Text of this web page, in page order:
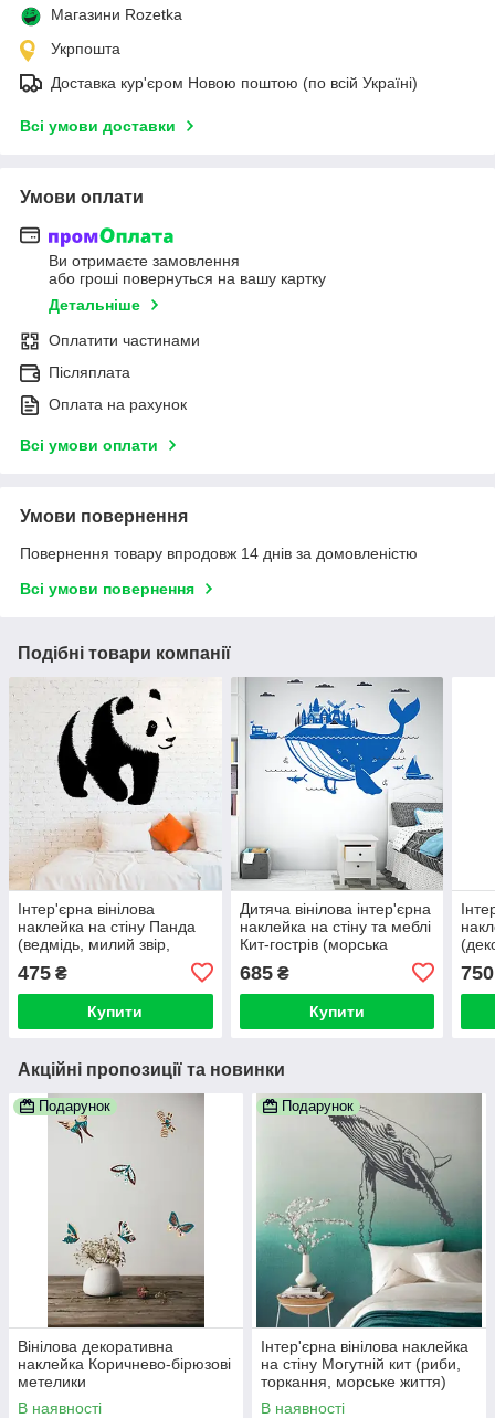
Магазини Rozetka
Укрпошта
Доставка кур'єром Новою поштою (по всій Україні)
Всі умови доставки
Умови оплати
Ви отримаєте замовлення
або гроші повернуться на вашу картку
Детальніше
Оплатити частинами
Післяплата
Оплата на рахунок
Всі умови оплати
Умови повернення
Повернення товару впродовж 14 днів за домовленістю
Всі умови повернення
Подібні товари компанії
Інтер'єрна вінілова
наклейка на стіну Панда
(ведмідь, милий звір,
475 ₴
Купити
Дитяча вінілова інтер'єрна
наклейка на стіну та меблі
Кит-гострів (морська
тематика, місто, будинки,
чайки)
685₴
Купити
750
Акційні пропозиції та новинки
Подарунок
Вінілова декоративна
наклейка Коричнево-бірюзові
метелики
В наявності
Подарунок
Інтер'єрна вінілова наклейка
на стіну Могутній кит (риби,
торкання, морське життя)
В наявності